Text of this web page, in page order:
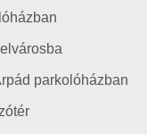
parkolóházban